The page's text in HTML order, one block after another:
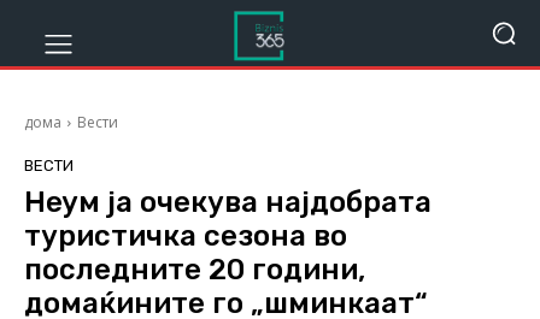
дома Вести
ВЕСТИ
Неум ја очекува најдобрата
туристичка сезона во
последните 20 години,
домаќините го „шминкаат“